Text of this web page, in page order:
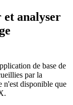
et analyser
de base de
par la
n'est disponible que